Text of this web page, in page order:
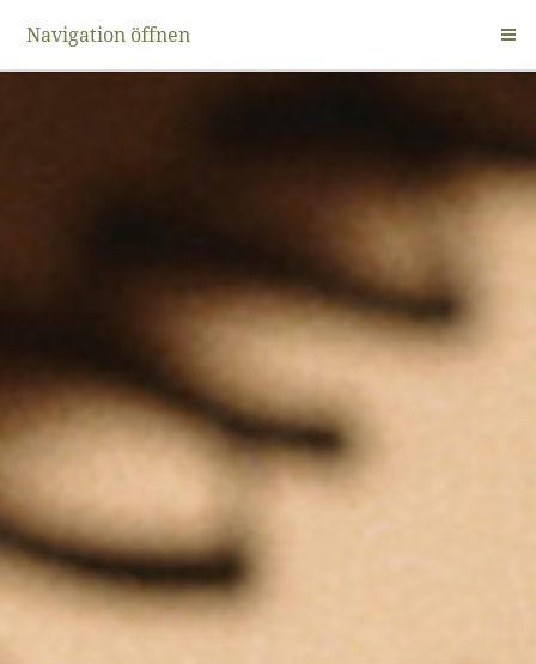
Navigation öffnen